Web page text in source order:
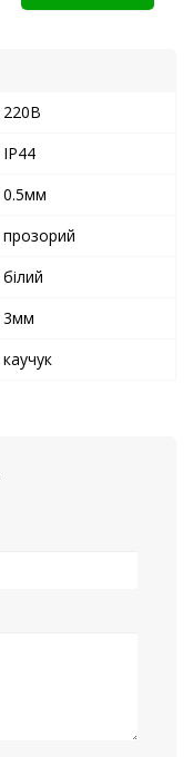
220В
IP44
0.5мм
прозорий
білий
3мм
каучук